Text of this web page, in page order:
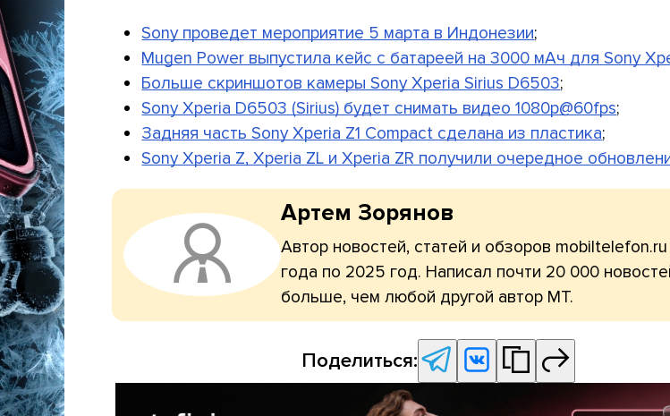
Sony проведет мероприятие 5 марта в Индонезии;
Mugen Power выпустила кейс с батареей на 3000 мАч для Sony
Больше скриншотов камеры Sony Xperia Sirius D6503;
Sony Xperia D6503 (Sirius) будет снимать видео 1080р@60fps;
Задняя часть Sony Xperia Z1 Compact сделана из пластика;
Sony Xperia Z, Xperia ZL и Xperia ZR получили очередное
Артем Зорянов
Автор новостей, статей и обзоров mobiltelefon.ru
года по 2025 год. Написал почти 20 000
больше, чем любой другой автор МТ.
Поделиться: